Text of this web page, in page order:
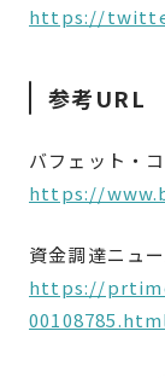
https://
参考URL
バフェット・
https://
資金調達ニュ
https://